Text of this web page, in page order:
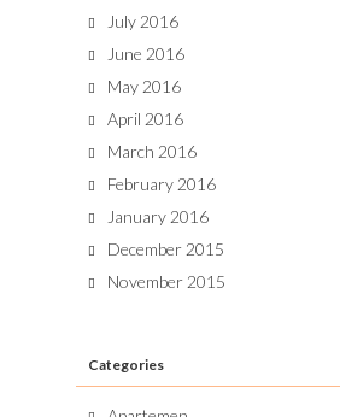
July 2016
June 2016
May 2016
April 2016
March 2016
February 2016
January 2016
December 2015
November 2015
Categories